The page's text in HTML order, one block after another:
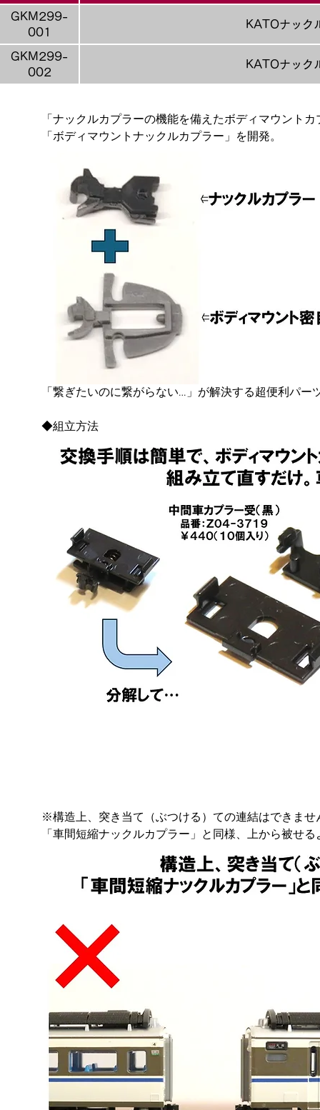
GKM299-
001
KATOナッ
GKM299-
002
KATOナッ
「ナックルカプラーの機能を備えたボディマウント
「ボディマウントナックルカプラー」を開発。
「繋ぎたいのに繋がらない…」が解決する超便利パー
◆組立方法
※構造上、突き当て（ぶつける）ての連結はできませ
「車間短縮ナックルカプラー」と同様、上から被せ